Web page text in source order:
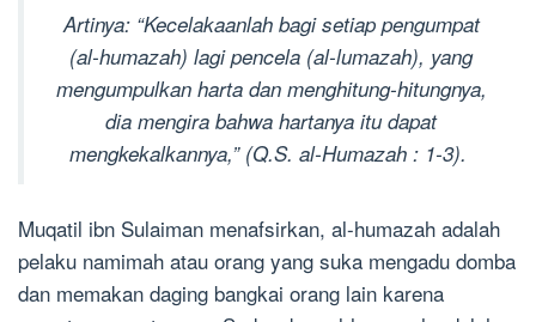
Artinya:“Kecelakaanlah bagi setiap pengumpat
(al-humazah) lagi pencela (al-lumazah), yang
mengumpulkan harta dan menghitung-hitungnya,
dia mengira bahwa hartanya itu dapat
mengkekalkannya,” (Q.S. al-Humazah : 1-3).
Muqatil ibn Sulaiman menafsirkan, al-humazah adalah
pelaku namimah atau orang yang suka mengadu domba
dan memakan daging bangkai orang lain karena